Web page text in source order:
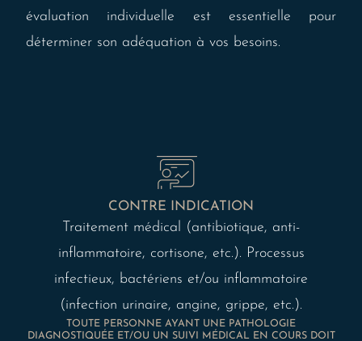
évaluation individuelle est essentielle pour
déterminer son adéquation à vos besoins.
CONTRE INDICATION
Traitement médical (antibiotique, anti-
inflammatoire, cortisone, etc.). Processus
infectieux, bactériens et/ou inflammatoire
(infection urinaire, angine, grippe, etc.).
TOUTE PERSONNE AYANT UNE PATHOLOGIE
DIAGNOSTIQUÉE ET/OU UN SUIVI MÉDICAL EN COURS DOIT